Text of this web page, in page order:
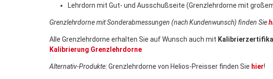
Lehrdorn mit Gut- und Ausschußseite (Grenzlehrdorne mit
Grenzlehrdorne mit Sonderabmessungen (nach Kundenwunsch) finden Sie
Alle Grenzlehrdorne erhalten Sie auf Wunsch auch mit
Kalibrierung Grenzlehrdorne
Alternativ-Produkte:Grenzlehrdorne von Helios-Preisser finden Sie hier!